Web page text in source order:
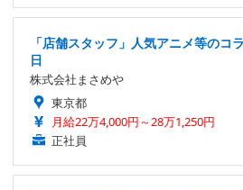
「店舗スタッフ」人気アニメ等のコ
日
株式会社まさめや
東京都
月給22万4,000円～28万1,250円
正社員